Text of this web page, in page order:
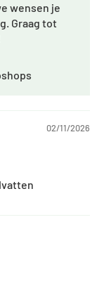
wensen je
Graag tot
02/11/2026